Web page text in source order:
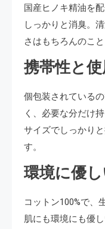
国産ヒノキ精油を
しっかりと消臭。
さはもちろんのこ
携帯性と
個包装されている
く、必要な分だけ
サイズでしっかり
す。
環境に優
コットン100%で、
肌にも環境にも優